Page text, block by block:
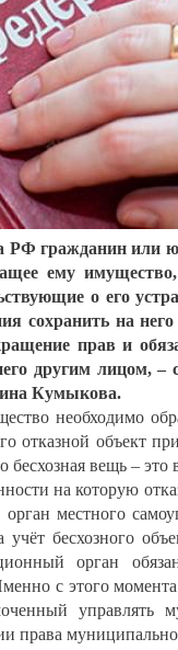
РФ гражданин или
ему
о его
сохранить на
прав и
другим лицом,
Кумыкова.
необходимо
отказной объект
бесхозная вещь –
на которую
местного
учёт бесхозного
орган
с этого момента
управлять
права